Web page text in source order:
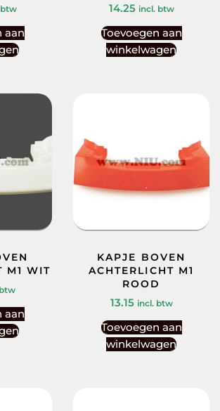
aan
14.25 incl. btw
Toevoegen aan
winkelwagen
M1 WIT
aan
KAPJE BOVEN
ACHTERLICHT M1
ROOD
13.15 incl. btw
Toevoegen aan
winkelwagen